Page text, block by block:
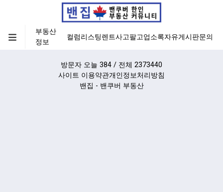
부동산
정보
컬럼리스팅렌트사고팔고업소록자유게시판문의
방문자 오늘 384 / 전체 2373440
사이트 이용약관개인정보처리방침
밴집 - 밴쿠버 부동산